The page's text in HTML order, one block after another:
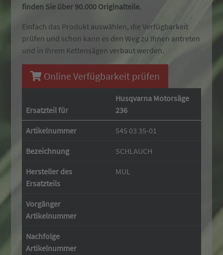
finden Sie über 90.000 Originalteile.
Einfach das Produkt auswählen, die Verfügbarkeit
prüfen und schon kann es den Weg zu Ihnen antreten
und in Ihrem Kettensägen verbaut werden.
Online Verfügbarkeit prüfen
Ersatzteil für
Husqvarna Motorsäge
236
Artikelnummer 545 03 35-01
Bezeichnung SCHLAUCH
Hersteller des
Ersatzteils
MUL
Vorgänger
Artikelnummer
Nachfolge
Artikelnummer